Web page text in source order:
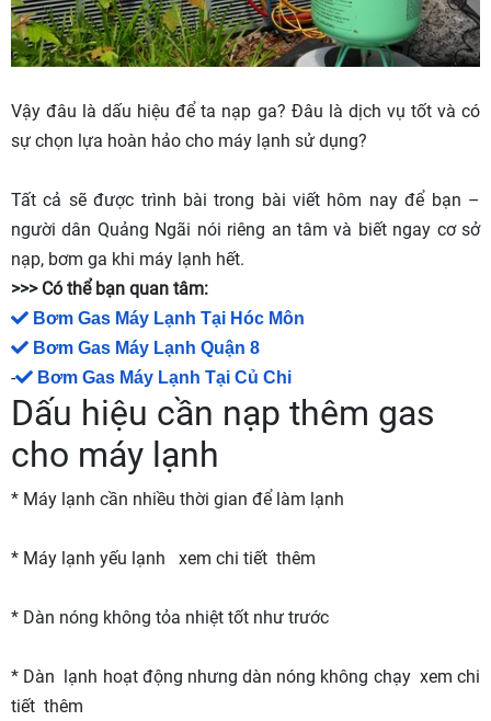
Vậy đâu là dấu hiệu để ta nạp ga? Đâu là dịch vụ tốt và có
sự chọn lựa hoàn hảo cho máy lạnh sử dụng?
Tất cả sẽ được trình bài trong bài viết hôm nay để bạn –
người dân Quảng Ngãi nói riêng an tâm và biết ngay cơ sở
nạp, bơm ga khi máy lạnh hết.
>>> Có thể bạn quan tâm:
Bơm Gas Máy Lạnh Tại Hóc Môn
Bơm Gas Máy Lạnh Quận 8
- Bơm Gas Máy Lạnh Tại Củ Chi
Dấu hiệu cần nạp thêm gas
cho máy lạnh
* Máy lạnh cần nhiều thời gian để làm lạnh
* Máy lạnh yếu lạnh xem chi tiết thêm
* Dàn nóng không tỏa nhiệt tốt như trước
* Dàn lạnh hoạt động nhưng dàn nóng không chạy xem chi
tiết thêm